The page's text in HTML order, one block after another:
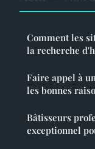
Comment les
la recherche
Faire appel à
les bonnes
Bâtisseurs
exceptionnel